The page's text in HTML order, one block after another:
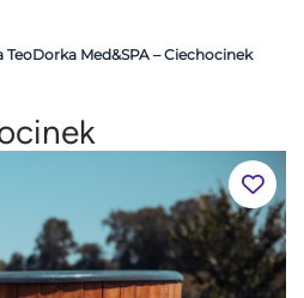
TeoDorka Med&SPA – Ciechocinek